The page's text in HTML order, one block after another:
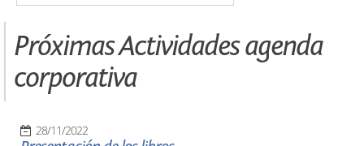
Próximas Actividades agenda
corporativa
28/11/2022